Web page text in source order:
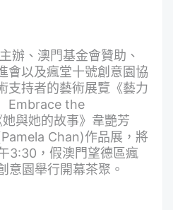
辦、澳門基金會贊助、
會以及瘋堂十號創意園協
支持者的藝術展覽《藝力
Embrace the
與她的故事》韋艷芳
Chan)作品展，將
3:30，假澳門望德區瘋
意園舉行開幕茶聚。